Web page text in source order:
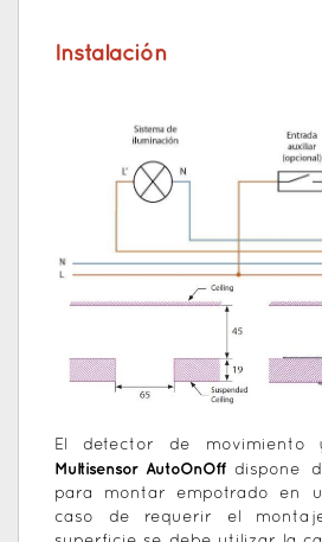
Instalación
El detector de movimiento
Multisensor AutoOnOffdispone
para montar empotrado en
caso de requerir el